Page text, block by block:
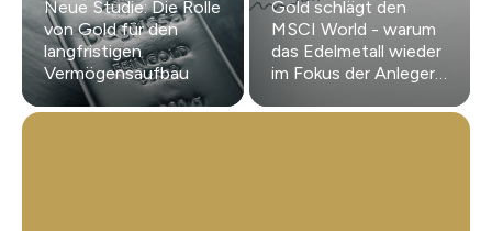
Gold schlägt den
MSCI World - warum
das Edelmetall wieder
im Fokus der Anleger
Neue Studie: Die Rolle
von Gold für den
langfristigen
Vermögensaufbau